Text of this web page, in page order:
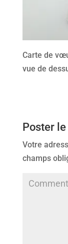
Carte de
vue de
Poster
Votre
champs